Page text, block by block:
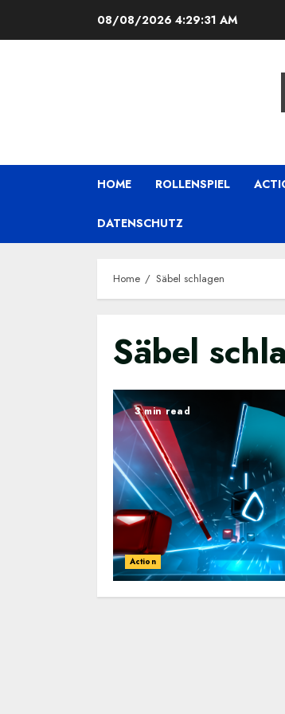
08/08/2026 4:29:32 AM
HOME ROLLENSPIEL
DATENSCHUTZ
Home Säbel schlagen
Säbel
3 min read
Action